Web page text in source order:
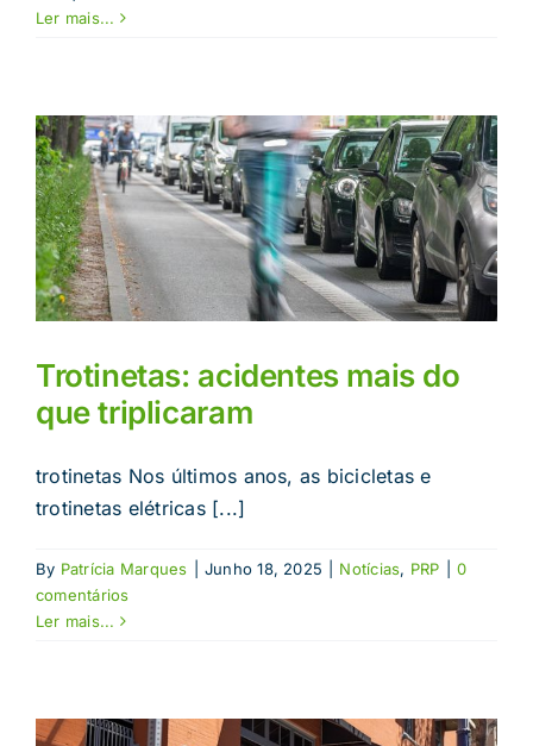
obrigatório
ter
seguro?
Ler mais...
Trotinetas: acidentes mais do
que triplicaram
trotinetas Nos últimos anos, as bicicletas e
trotinetas elétricas [...]
By Patrícia Marques Junho 18, 2025 Notícias, PRP
0
comentários
Ler mais...